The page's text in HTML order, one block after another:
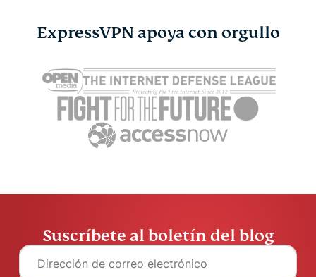
alternativas a YouTube
para ver y compartir
vídeos
Marcus Tsui 34 min
velocidad
en su PC
Marcus
ExpressVPN apoya con orgullo
Suscríbete al boletín del blog